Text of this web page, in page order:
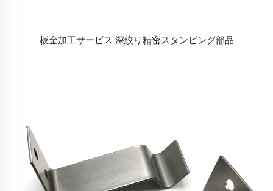
板金加工サービス 深絞り精密スタンピング部品